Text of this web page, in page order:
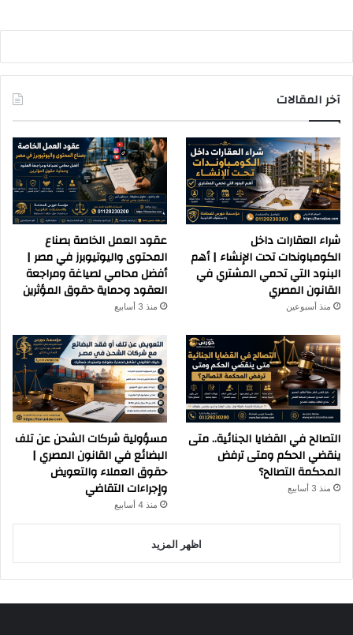
آخر المقالات
شراء العقارات داخل
الكومباوندات تحت الإنشاء | أهم
البنود التي تحمي المشتري في
القانون المصري
منذ أسبوعين
عقود العمل الخاصة بصناع
المحتوى واليوتيوبرز في مصر |
أفضل محامي لصياغة ومراجعة
العقود وحماية حقوق المؤثرين
منذ 3 أسابيع
التصالح في القضايا الجنائية.. متى
ينقضي الحكم ومتى ترفض
المحكمة التصالح؟
منذ 3 أسابيع
مسؤولية شركات الشحن عن تلف
البضائع في القانون المصري |
حقوق العملاء والتعويض
وإجراءات التقاضي
منذ 4 أسابيع
اظهر المزيد